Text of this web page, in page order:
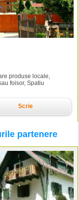
produse locale,
foisor, Spatiu
Scrie
partenere